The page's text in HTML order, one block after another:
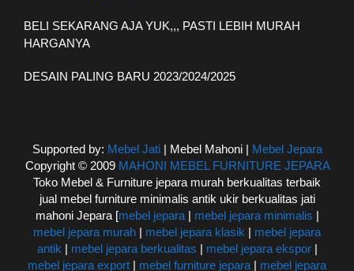
BELI SEKARANG AJA YUK,,, PASTI LEBIH MURAH
HARGANYA
DESAIN PALING BARU 2023/2024/2025
Supported by: Mebel Jati| Mebel Mahoni | Mebel Jepara
Copyright © 2009 MAHONI MEBEL FURNITURE JEPARA
Toko Mebel & Furniture jepara murah berkualitas terbaik
jual mebel furniture minimalis antik ukir berkualitas jati
mahoni Jepara [mebel jepara| mebel jepara minimalis |
mebel jepara murah | mebel jepara klasik | mebel jepara
antik | mebel jepara berkualitas | mebel jepara ekspor|
mebel jepara export | mebel furniture jepara | mebel jepara